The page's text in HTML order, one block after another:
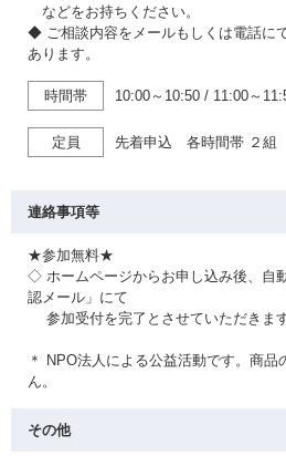
などをお持ちください。
◆ ご相談内容をメールもしくは電話に
あります。
時間帯 10:00～10:50 / 11:00～
定員 先着申込 各時間帯 ２組
連絡事項等
★参加無料★
◇ ホームページからお申し込み後、自
認メール」にて
参加受付を完了とさせていただきます
＊ NPO法人による公益活動です。商
ん。
その他